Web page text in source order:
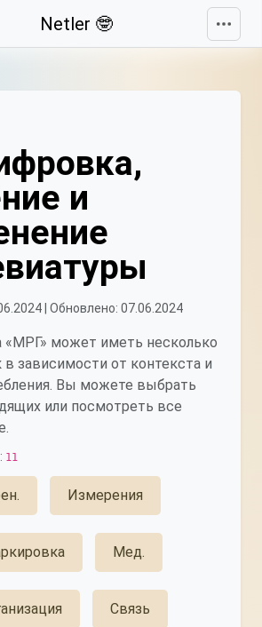
Netler 🤓
и
| Обновлено: 07.06.2024
«МРГ» может иметь несколько
зависимости от контекста и
Вы можете выбрать
или посмотреть все
11
Измерения
Мед.
Связь